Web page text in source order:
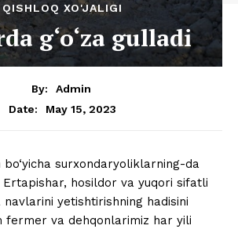
QISHLOQ XO'JALIGI
g‘o‘za gulladi
By:
Admin
Date:
May 15, 2023
surxondaryoliklarning-da
hosildor va yuqori sifatli
navlarini yetishtirishning hadisini
fermer va dehqonlarimiz har yili